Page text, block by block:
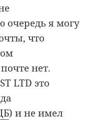
очередь я могу
что
нет.
LTD это
) и не имел